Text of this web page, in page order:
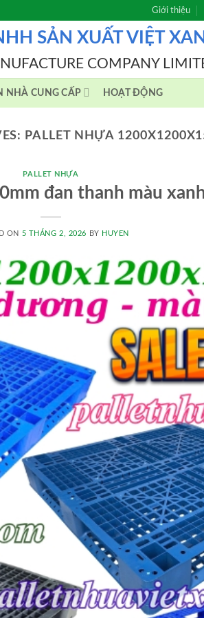
Giới thiệu
SẢN XUẤT VIỆT
COMPANY
NHÀ CUNG CẤP HOẠT ĐỘNG
PALLET NHỰA
PALLET NHỰA
đan thanh màu
ON 5 THÁNG 2, 2026 BY HUYEN